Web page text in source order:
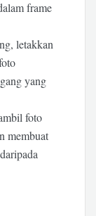
frame
letakkan
yang
foto
membuat